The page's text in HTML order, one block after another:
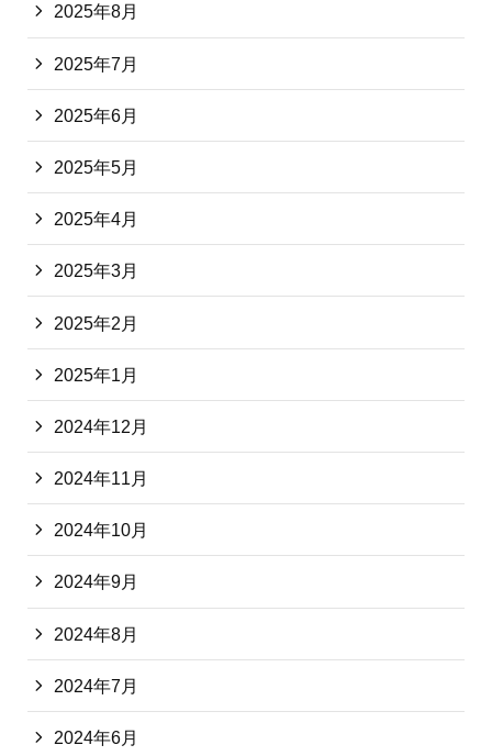
2025年8月
2025年7月
2025年6月
2025年5月
2025年4月
2025年3月
2025年2月
2025年1月
2024年12月
2024年11月
2024年10月
2024年9月
2024年8月
2024年7月
2024年6月